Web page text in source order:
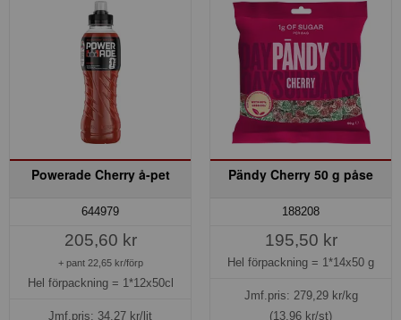
Powerade Cherry å-pet
644979
205,60 kr
+ pant 22,65 kr/förp
Hel förpackning = 1*12x50cl
Jmf.pris: 34,27 kr/lit
Pändy Cherry 50 g påse
188208
195,50 kr
Hel förpackning = 1*14x50 g
Jmf.pris: 279,29kr/kg
(13,96 kr/st)